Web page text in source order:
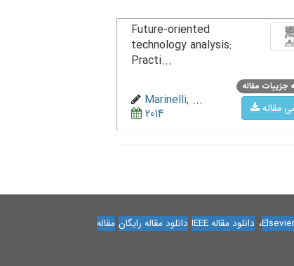
مقاله
مقاله
Future-oriented
technology analysis:
Practi...
Marinelli, ...
2014
، دانلود مقاله IEEE دانلود مقاله رایگان مقاله